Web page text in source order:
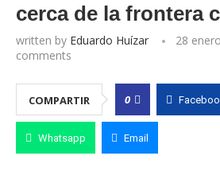
cerca de la frontera
written by Eduardo Huízar 28
comments
COMPARTIR 0
Whatsapp Email